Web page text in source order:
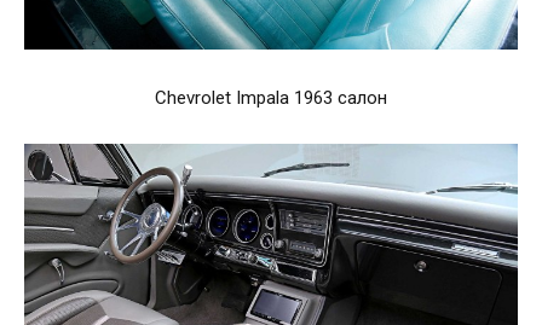
Chevrolet Impala 1963 салон